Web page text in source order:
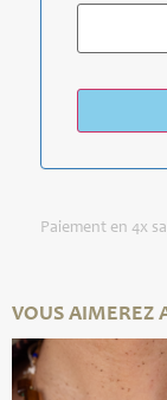
Paiement en 4x
VOUS AIMEREZ